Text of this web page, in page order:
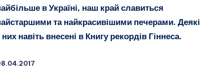
в Україні, наш край славиться
та найкрасивішими печерами. Деякі
них навіть внесені в Книгу рекордів Гіннеса.